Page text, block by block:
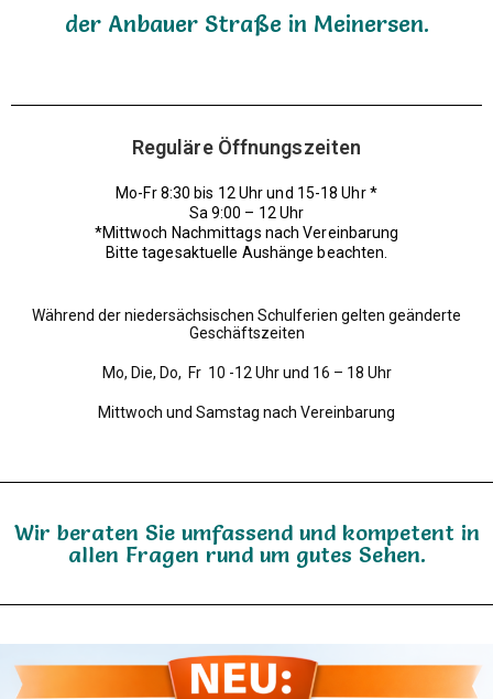
der Anbauer Straße in Meinersen.
Reguläre Öffnungszeiten
Mo-Fr 8:30 bis 12 Uhr und 15-18 Uhr *
Sa 9:00 – 12 Uhr
*Mittwoch Nachmittags nach Vereinbarung
Bitte tagesaktuelle Aushänge beachten.
Während der niedersächsischen Schulferien gelten geänderte
Geschäftszeiten
Mo, Die, Do, Fr 10 -12 Uhr und 16 – 18 Uhr
Mittwoch und Samstag nach Vereinbarung
Wir beraten Sie umfassend und kompetent in
allen Fragen rund um gutes Sehen.